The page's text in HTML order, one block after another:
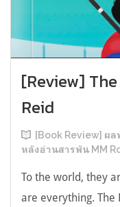
[Review]
Reid
[Book Review] ผ
หลังอ่านสารพัน MM
To the world, they
are everything. The